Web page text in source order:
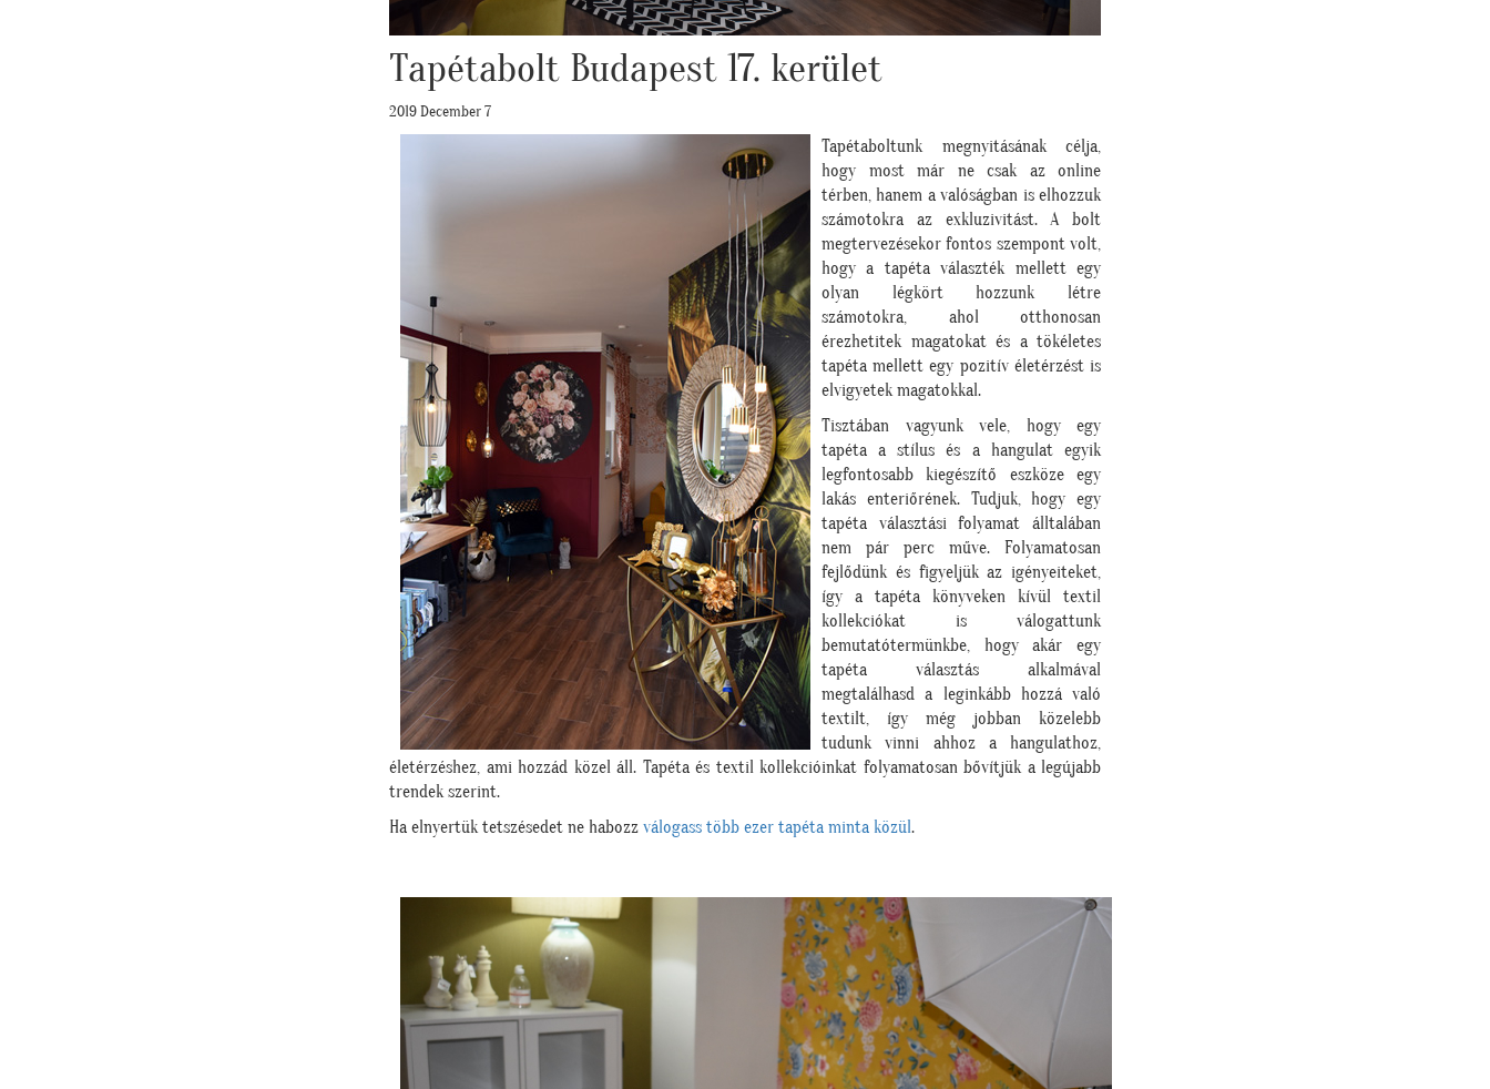
Tapétabolt Budapest 17. kerület
2019 December 7
Tapétaboltunk megnyitásának célja,
hogy most már ne csak az online
térben, hanem a valóságban is elhozzuk
számotokra az exkluzivitást. A bolt
megtervezésekor fontos szempont volt,
hogy a tapéta választék mellett egy
olyan légkört hozzunk létre
számotokra, ahol otthonosan
érezhetitek magatokat és a tökéletes
tapéta mellett egy pozitív életérzést is
elvigyetek magatokkal.
Tisztában vagyunk vele, hogy egy
tapéta a stílus és a hangulat egyik
legfontosabb kiegészítő eszköze egy
lakás enteriőrének. Tudjuk, hogy egy
tapéta választási folyamat álltalában
nem pár perc műve. Folyamatosan
fejlődünk és figyeljük az igényeiteket,
így a tapéta könyveken kívül textil
kollekciókat is válogattunk
bemutatótermünkbe, hogy akár egy
tapéta választás alkalmával
megtalálhasd a leginkább hozzá való
textilt, így még jobban közelebb
tudunk vinni ahhoz a hangulathoz,
életérzéshez, ami hozzád közel áll. Tapéta és textil kollekcióinkat folyamatosan bővítjük a legújabb
trendekszerint.
Ha elnyertük tetszésedet ne habozz válogass több ezer tapéta minta közül.